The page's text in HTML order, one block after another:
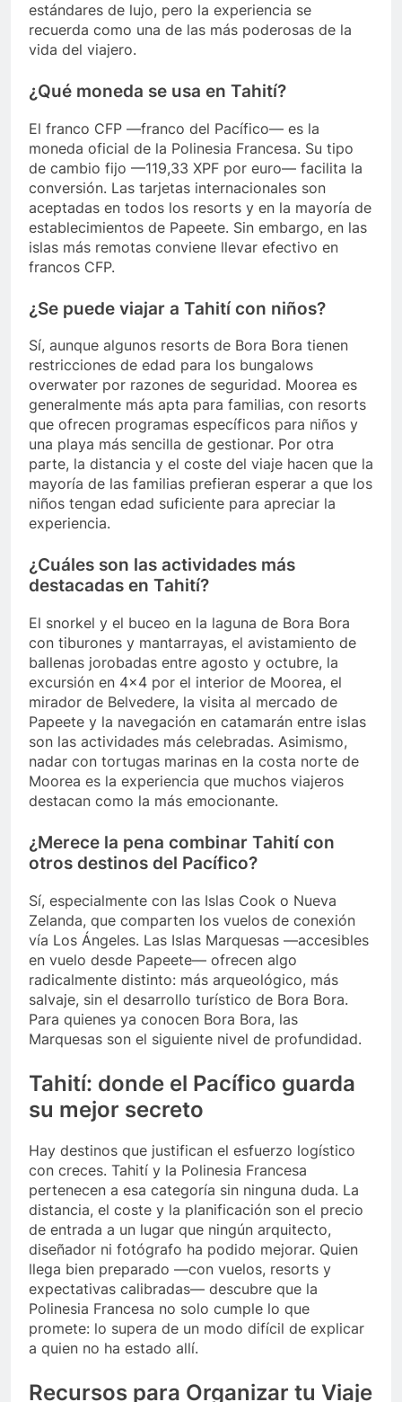
estándares de lujo, pero la experiencia se
recuerda como una de las más poderosas de la
vida del viajero.
¿Qué moneda se usa en Tahití?
El franco CFP —franco del Pacífico— es la
moneda oficial de la Polinesia Francesa. Su tipo
de cambio fijo —119,33 XPF por euro— facilita la
conversión. Las tarjetas internacionales son
aceptadas en todos los resorts y en la mayoría de
establecimientos de Papeete. Sin embargo, en las
islas más remotas conviene llevar efectivo en
francos CFP.
¿Se puede viajar a Tahití con niños?
Sí, aunque algunos resorts de Bora Bora tienen
restricciones de edad para los bungalows
overwater por razones de seguridad. Moorea es
generalmente más apta para familias, con resorts
que ofrecen programas específicos para niños y
una playa más sencilla de gestionar. Por otra
parte, la distancia y el coste del viaje hacen que la
mayoría de las familias prefieran esperar a que los
niños tengan edad suficiente para apreciar la
experiencia.
¿Cuáles son las actividades más
destacadas en Tahití?
El snorkel y el buceo en la laguna de Bora Bora
con tiburones y mantarrayas, el avistamiento de
ballenas jorobadas entre agosto y octubre, la
excursión en 4×4 por el interior de Moorea, el
mirador de Belvedere, la visita al mercado de
Papeete y la navegación en catamarán entre islas
son las actividades más celebradas. Asimismo,
nadar con tortugas marinas en la costa norte de
Moorea es la experiencia que muchos viajeros
destacan como la más emocionante.
¿Merece la pena combinar Tahití con
otros destinos del Pacífico?
Sí, especialmente con las Islas Cook o Nueva
Zelanda, que comparten los vuelos de conexión
vía Los Ángeles. Las Islas Marquesas —accesibles
en vuelo desde Papeete— ofrecen algo
radicalmente distinto: más arqueológico, más
salvaje, sin el desarrollo turístico de Bora Bora.
Para quienes ya conocen Bora Bora, las
Marquesas son el siguiente nivel de profundidad.
Tahití: donde el Pacífico guarda
su mejor secreto
Hay destinos que justifican el esfuerzo logístico
con creces. Tahití y la Polinesia Francesa
pertenecen a esa categoría sin ninguna duda. La
distancia, el coste y la planificación son el precio
de entrada a un lugar que ningún arquitecto,
diseñador ni fotógrafo ha podido mejorar. Quien
llega bien preparado —con vuelos, resorts y
expectativas calibradas— descubre que la
Polinesia Francesa no solo cumple lo que
promete: lo supera de un modo difícil de explicar
a quien no ha estado allí.
Recursos para Organizar tu Viaje